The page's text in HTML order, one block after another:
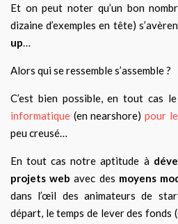
Et on peut noter qu’un bon
dizaine d’exemples en tête)
up…
Alors qui se ressemble s’assemble ?
C’est bien possible, en tout cas
informatique (en nearshore) pour
peu creusé…
En tout cas notre aptitude à
projets web avec des moyens
dans l’œil des animateurs de
départ, le temps de lever des fonds